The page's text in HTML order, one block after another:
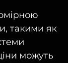
такими як
можуть